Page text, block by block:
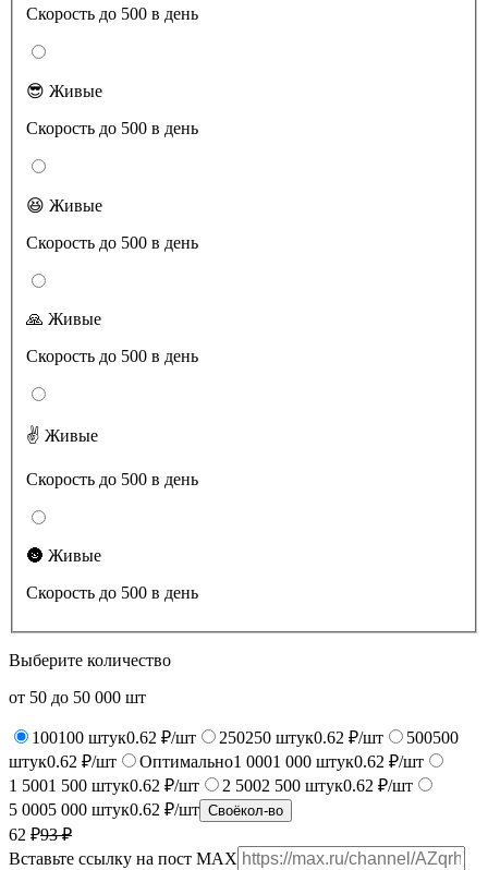
Скорость до 500 в день
😎 Живые
Скорость до 500 в день
😆 Живые
Скорость до 500 в день
🙏 Живые
Скорость до 500 в день
✌️ Живые
Скорость до 500 в день
🌚 Живые
Скорость до 500 в день
Выберите количество
от 50 до 50 000 шт
100100 штук0.62 ₽/шт 250250 штук0.62 ₽/шт 500500
штук0.62 ₽/шт Оптимально1 0001 000 штук0.62 ₽/шт
1 5001 500 штук0.62 ₽/шт 2 5002 500 штук0.62 ₽/шт
5 0005 000 штук0.62 ₽/шт Своёкол-во
62 ₽93₽
Вставьте ссылку на пост MAX